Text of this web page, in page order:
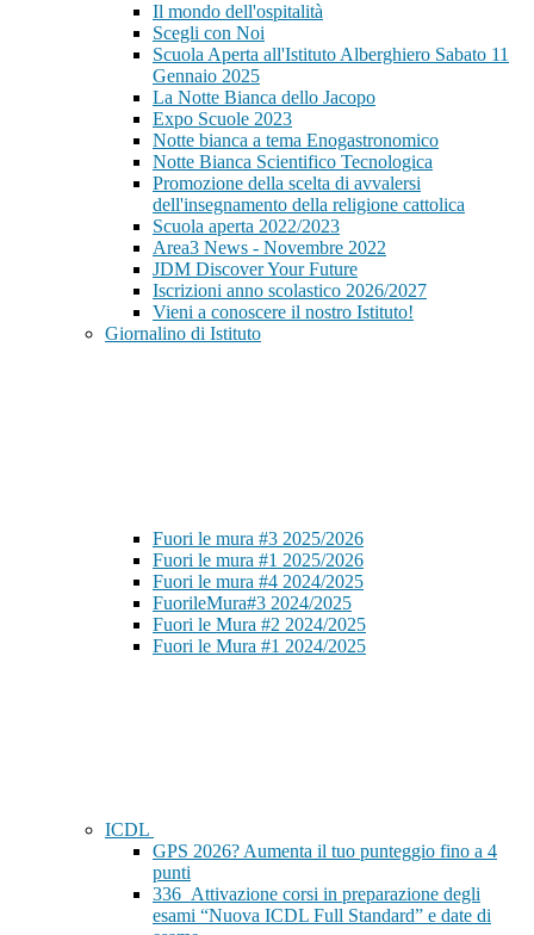
Il mondo dell'ospitalità
Scegli con Noi
Scuola Aperta all'Istituto Alberghiero Sabato 11
Gennaio 2025
La Notte Bianca dello Jacopo
Expo Scuole 2023
Notte bianca a tema Enogastronomico
Notte Bianca Scientifico Tecnologica
Promozione della scelta di avvalersi
dell'insegnamento della religione cattolica
Scuola aperta 2022/2023
Area3 News - Novembre 2022
JDM Discover Your Future
Iscrizioni anno scolastico 2026/2027
Vieni a conoscere il nostro Istituto!
Giornalino di Istituto
Fuori le mura #3 2025/2026
Fuori le mura #1 2025/2026
Fuori le mura #4 2024/2025
FuorileMura#3 2024/2025
Fuori le Mura #2 2024/2025
Fuori le Mura #1 2024/2025
ICDL
GPS 2026? Aumenta il tuo punteggio fino a 4
punti
336_Attivazione corsi in preparazione degli
esami “Nuova ICDL Full Standard” e date di